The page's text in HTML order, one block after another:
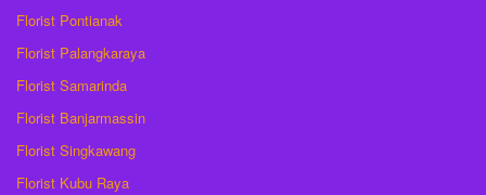
Florist Pontianak
Florist Palangkaraya
Florist Samarinda
Florist Banjarmassin
Florist Singkawang
Florist Kubu Raya